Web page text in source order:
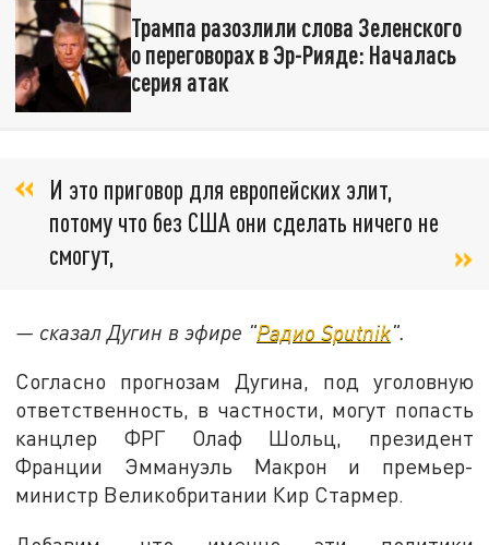
Трампа разозлили слова Зеленского
о переговорах в Эр-Рияде: Началась
серия атак
И это приговор для европейских элит,
потому что без США они сделать ничего не
смогут,
— сказал Дугин в эфире "Радио Sputnik".
Согласно прогнозам Дугина, под уголовную
ответственность, в частности, могут попасть
канцлер ФРГ Олаф Шольц, президент
Франции Эммануэль Макрон и премьер-
министр Великобритании Кир Стармер.